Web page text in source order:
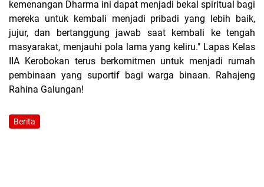
kemenangan Dharma ini dapat menjadi bekal spiritual bagi
mereka untuk kembali menjadi pribadi yang lebih baik,
jujur, dan bertanggung jawab saat kembali ke tengah
masyarakat, menjauhi pola lama yang keliru." Lapas Kelas
IIA Kerobokan terus berkomitmen untuk menjadi rumah
pembinaan yang suportif bagi warga binaan. Rahajeng
Rahina Galungan!
Berita